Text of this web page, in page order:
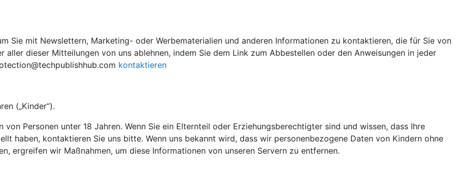
Sie mit Newslettern, Marketing- oder Werbematerialien und anderen Informationen zu kontaktieren, die für Sie von
aller dieser Mitteilungen von uns ablehnen, indem Sie dem Link zum Abbestellen oder den Anweisungen in jeder
kontaktieren
(„Kinder“).
Personen unter 18 Jahren. Wenn Sie ein Elternteil oder Erziehungsberechtigter sind und wissen, dass Ihre
haben, kontaktieren Sie uns bitte. Wenn uns bekannt wird, dass wir personenbezogene Daten von Kindern ohne
ergreifen wir Maßnahmen, um diese Informationen von unseren Servern zu entfernen.